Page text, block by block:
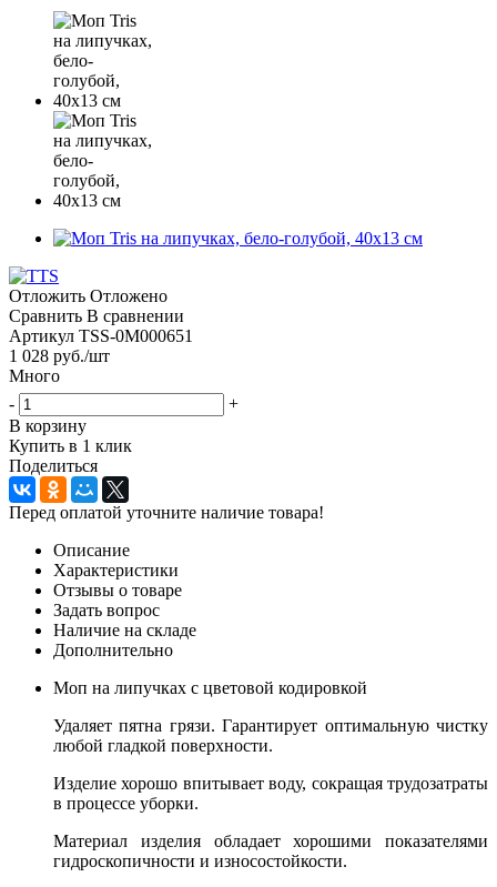
Отложить Отложено
Сравнить В сравнении
Артикул TSS-0M000651
1 028 руб./шт
Много
-
+
В корзину
Купить в 1 клик
Поделиться
Перед оплатой уточните наличие товара!
Описание
Характеристики
Отзывы о товаре
Задать вопрос
Наличие на складе
Дополнительно
Моп на липучках с цветовой кодировкой
Удаляет пятна грязи. Гарантирует оптимальную чистку
любой гладкой поверхности.
Изделие хорошо впитывает воду, сокращая трудозатраты
в процессе уборки.
Материал изделия обладает хорошими показателями
гидроскопичности и износостойкости.